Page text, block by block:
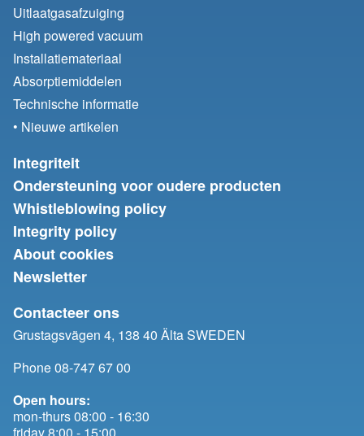
Uitlaatgasafzuiging
High powered vacuum
Installatiemateriaal
Absorptiemiddelen
Technische informatie
• Nieuwe artikelen
Integriteit
Ondersteuning voor oudere producten
Whistleblowing policy
Integrity policy
About cookies
Newsletter
Contacteer ons
Grustagsvägen 4, 138 40 Älta SWEDEN
Phone 08-747 67 00
Open hours:
mon-thurs 08:00 - 16:30
friday 8:00 - 15:00